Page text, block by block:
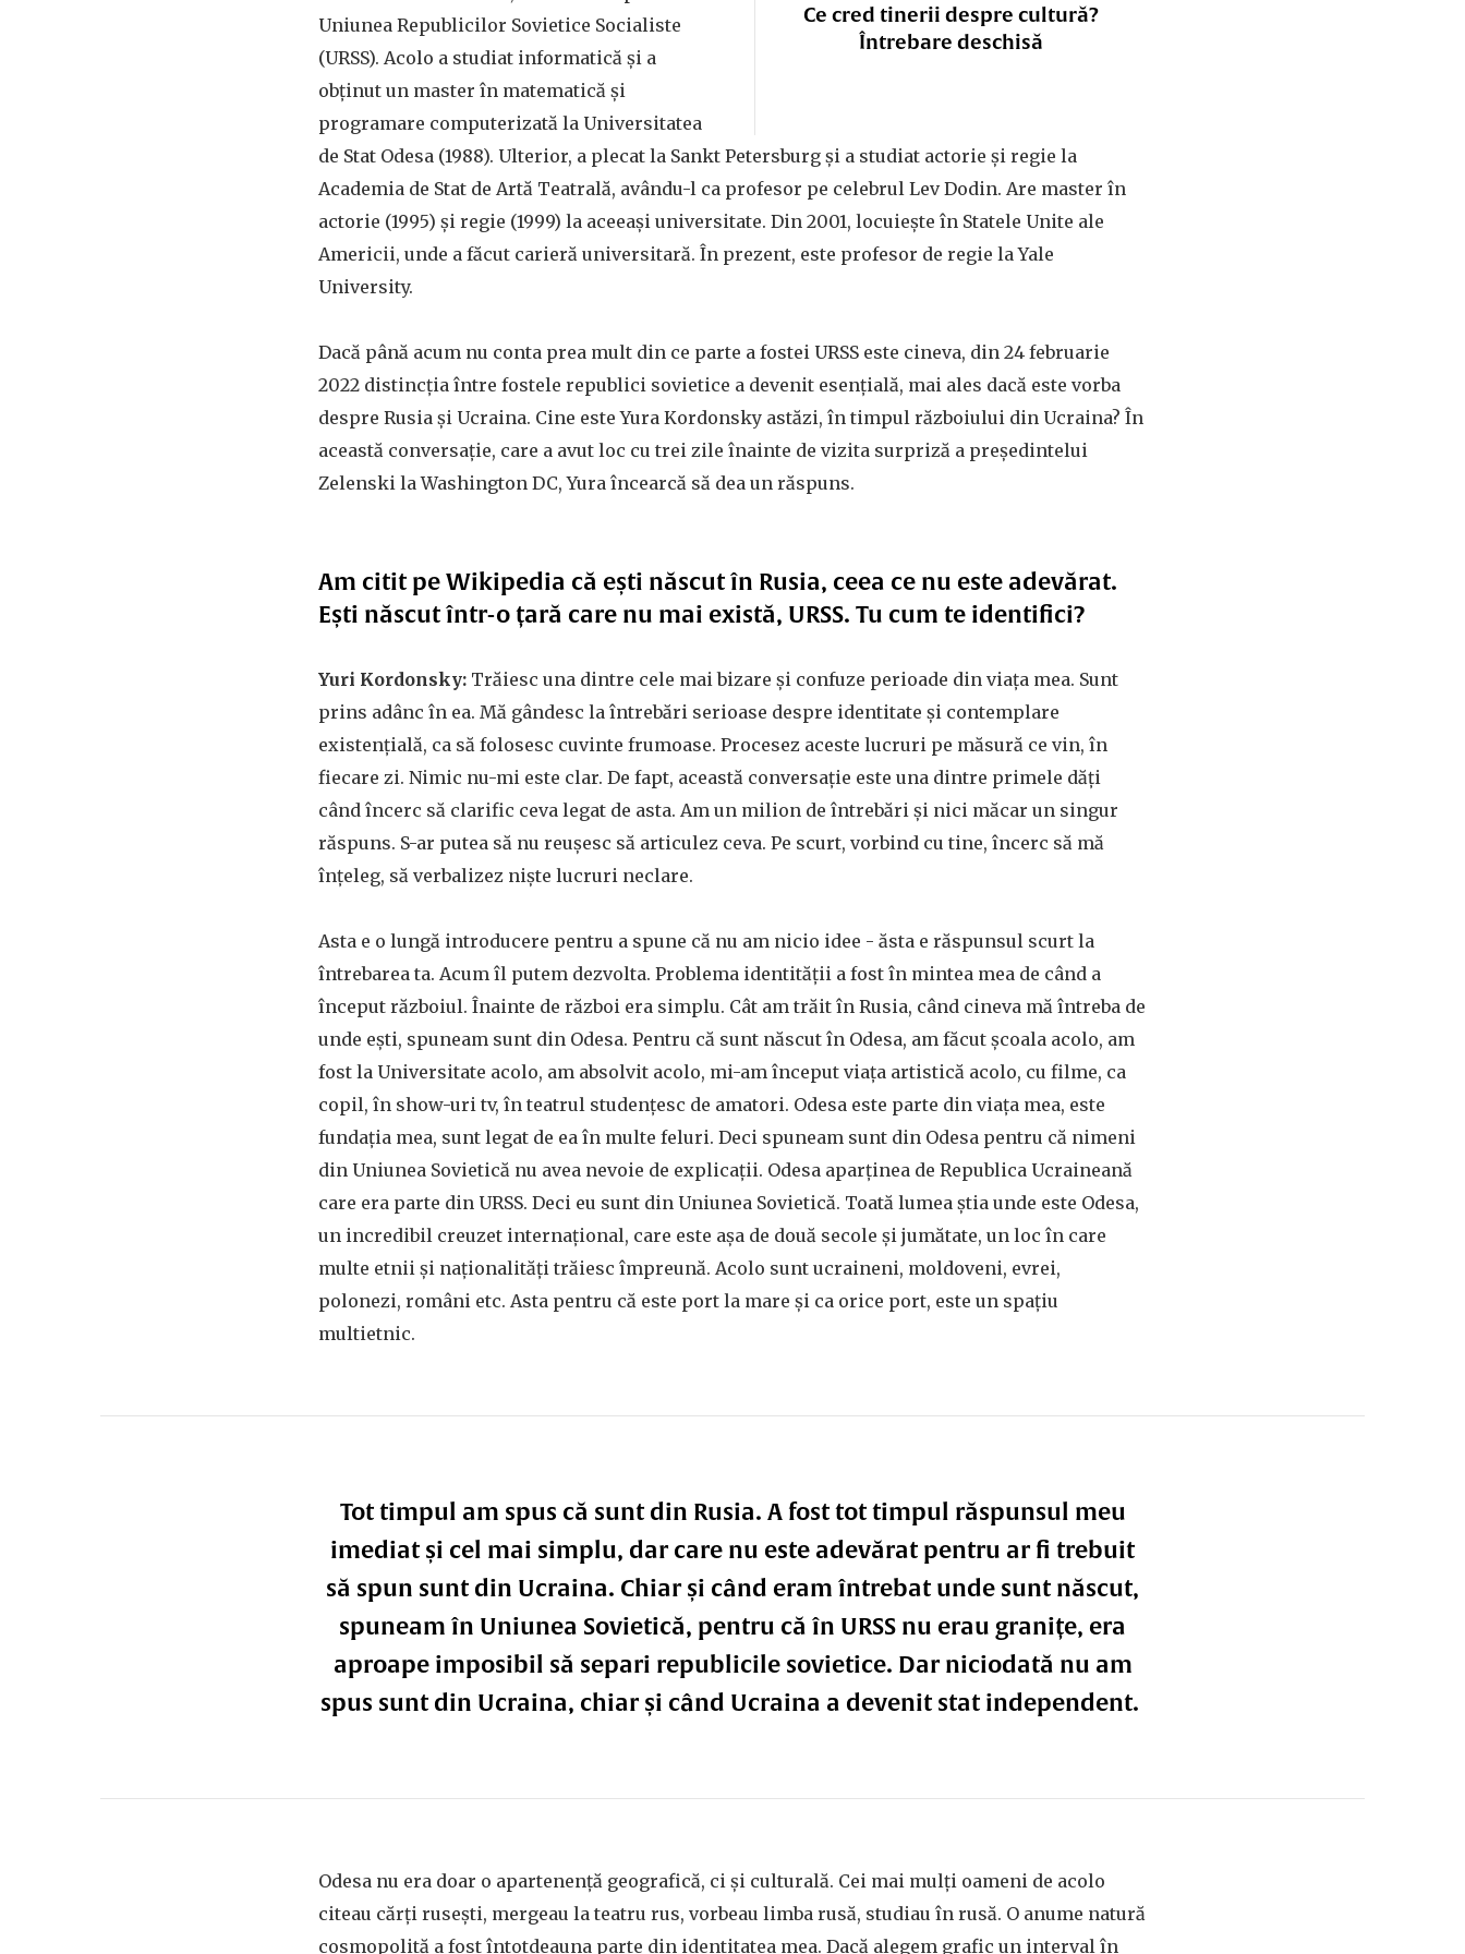
Ce cred tinerii despre cultură?
Întrebare deschisă
Uniunea Republicilor Sovietice Socialiste
(URSS). Acolo a studiat informatică și a
obținut un master în matematică și
programare computerizată la Universitatea
de Stat Odesa (1988). Ulterior, a plecat la Sankt Petersburg și a studiat actorie și regie la
Academia de Stat de Artă Teatrală, avându-l ca profesor pe celebrul Lev Dodin. Are master în
actorie (1995) și regie (1999) la aceeași universitate. Din 2001, locuiește în Statele Unite ale
Americii, unde a făcut carieră universitară. În prezent, este profesor de regie la Yale
University.
Dacă până acum nu conta prea mult din ce parte a fostei URSS este cineva, din 24 februarie
2022 distincția între fostele republici sovietice a devenit esențială, mai ales dacă este vorba
despre Rusia și Ucraina. Cine este Yura Kordonsky astăzi, în timpul războiului din Ucraina? În
această conversație, care a avut loc cu trei zile înainte de vizita surpriză a președintelui
Zelenski la Washington DC, Yura încearcă să dea un răspuns.
Am citit pe Wikipedia că ești născut în Rusia, ceea ce nu este adevărat.
Ești născut într-o țară care nu mai există, URSS. Tu cum te identifici?
Yuri Kordonsky: Trăiesc una dintre cele mai bizare și confuze perioade din viața mea. Sunt
prins adânc în ea. Mă gândesc la întrebări serioase despre identitate și contemplare
existențială, ca să folosesc cuvinte frumoase. Procesez aceste lucruri pe măsură ce vin, în
fiecare zi. Nimic nu-mi este clar. De fapt, această conversație este una dintre primele dăți
când încerc să clarific ceva legat de asta. Am un milion de întrebări și nici măcar un singur
răspuns. S-ar putea să nu reușesc să articulez ceva. Pe scurt, vorbind cu tine, încerc să mă
înțeleg, să verbalizez niște lucruri neclare.
Asta e o lungă introducere pentru a spune că nu am nicio idee - ăsta e răspunsul scurt la
întrebarea ta. Acum îl putem dezvolta. Problema identității a fost în mintea mea de când a
început războiul. Înainte de război era simplu. Cât am trăit în Rusia, când cineva mă întreba de
unde ești, spuneam sunt din Odesa. Pentru că sunt născut în Odesa, am făcut școala acolo, am
fost la Universitate acolo, am absolvit acolo, mi-am început viața artistică acolo, cu filme, ca
copil, în show-uri tv, în teatrul studențesc de amatori. Odesa este parte din viața mea, este
fundația mea, sunt legat de ea în multe feluri. Deci spuneam sunt din Odesa pentru că nimeni
din Uniunea Sovietică nu avea nevoie de explicații. Odesa aparținea de Republica Ucraineană
care era parte din URSS. Deci eu sunt din Uniunea Sovietică. Toată lumea știa unde este Odesa,
un incredibil creuzet internațional, care este așa de două secole și jumătate, un loc în care
multe etnii și naționalități trăiesc împreună. Acolo sunt ucraineni, moldoveni, evrei,
polonezi, români etc. Asta pentru că este port la mare și ca orice port, este un spațiu
multietnic.
Tot timpul am spus că sunt din Rusia. A fost tot timpul răspunsul meu
imediat și cel mai simplu, dar care nu este adevărat pentru ar fi trebuit
să spun sunt din Ucraina. Chiar și când eram întrebat unde sunt născut,
spuneam în Uniunea Sovietică, pentru că în URSS nu erau granițe, era
aproape imposibil să separi republicile sovietice. Dar niciodată nu am
spus sunt din Ucraina, chiar și când Ucraina a devenit stat independent.
Odesa nu era doar o apartenență geografică, ci și culturală. Cei mai mulți oameni de acolo
citeau cărți rusești, mergeau la teatru rus, vorbeau limba rusă, studiau în rusă. O anume natură
cosmopolită a fost întotdeauna parte din identitatea mea. Dacă alegem grafic un interval în